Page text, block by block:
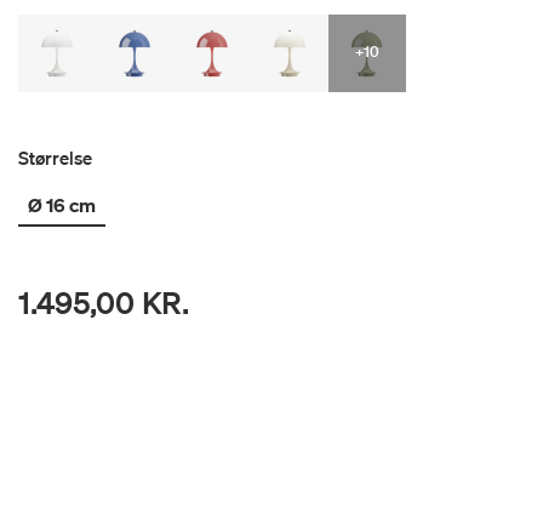
+10
Størrelse
Ø 16 cm
1.495,00 KR.